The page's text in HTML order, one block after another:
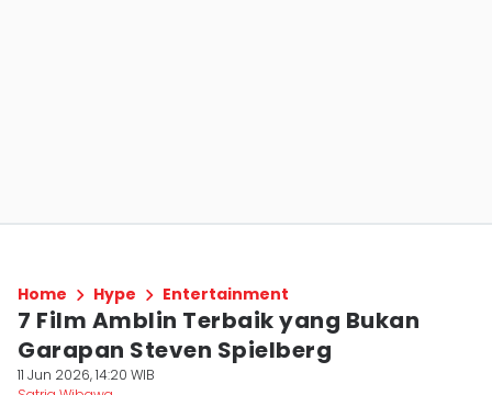
Home Hype Entertainment
7 Film Amblin Terbaik yang Bukan
Garapan Steven Spielberg
11 Jun 2026, 14:20 WIB